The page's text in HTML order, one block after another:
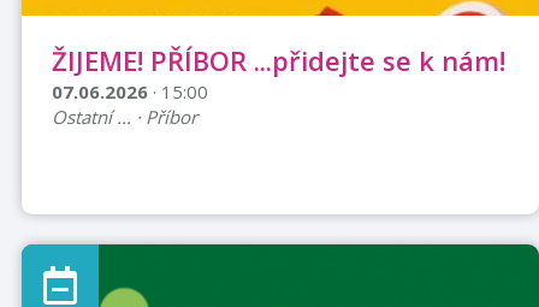
ŽIJEME! PŘÍBOR ...přidejte se k nám!
07.06.2026 · 15:00
Ostatní ... · Příbor